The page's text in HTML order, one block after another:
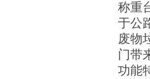
称重
于公
废物
门带
功能